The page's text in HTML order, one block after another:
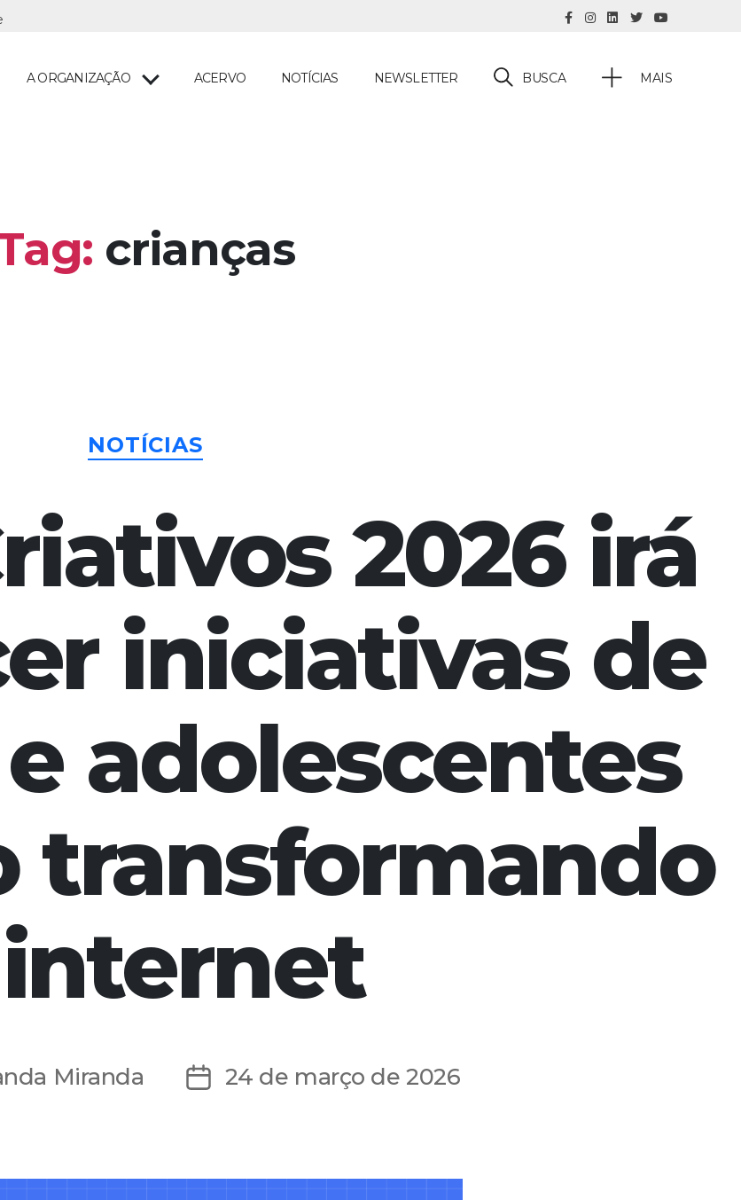
A ORGANIZAÇÃO ACERVO NOTÍCIAS NEWSLETTER BUSCA MAIS
crianças
NOTÍCIAS
2026 irá
iniciativas de
adolescentes
transformando
Miranda
Data24 de março de 2026